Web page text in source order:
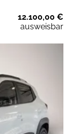
12.100,00 €
ausweisbar